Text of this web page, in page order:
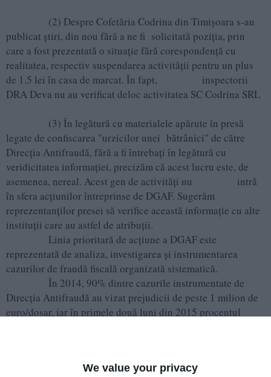
We value your privacy
(2) Despre Cofetăria Codrina din Timişoara s-au
publicat ştiri, din nou fără a ne fi solicitată poziția, prin
care a fost prezentată o situaţie fără corespondenţă cu
realitatea, respectiv suspendarea activităţii pentru un plus
de 1.5 lei în casa de marcat. În fapt, inspectorii
DRA Deva nu au verificat deloc activitatea SC Codrina SRL
(3) În legătură cu materialele apărute în presă
legate de confiscarea "urzicilor unei bătrânici" de către
Direcția Antifraudă, fără a fi întrebați în legătură cu
veridicitatea informației, precizăm că acest lucru este, de
asemenea, nereal. Acest gen de activități nu intră
în sfera acțiunilor întreprinse de DGAF. Sugerăm
reprezentanților presei să verifice această informație cu alte
instituții care au astfel de atribuții.
Linia prioritară de acțiune a DGAF este
reprezentată de analiza, investigarea și instrumentarea
cazurilor de fraudă fiscală organizată sistematică.
În 2014, 90% dintre cazurile instrumentate de
Direcția Antifraudă au vizat prejudicii de peste 1 milion de
euro/dosar, iar în primele două luni din 2015 procentul